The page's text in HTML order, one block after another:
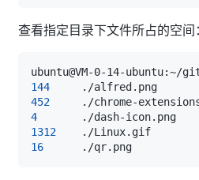
查看指定目录下文件所占的空间：
ubuntu@VM-0-14-ubuntu:~/
144
452
4
1312
16